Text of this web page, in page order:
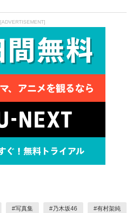
[ADVERTISEMENT]
#写真集 #乃木坂46 #有村架純